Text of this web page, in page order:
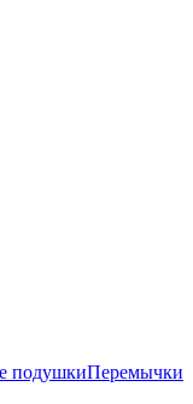
подушкиПеремычки